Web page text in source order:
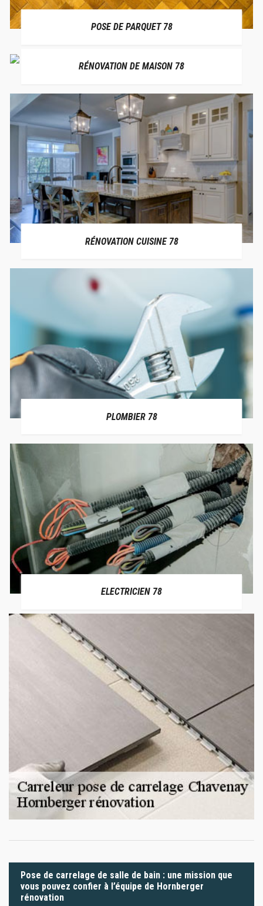
POSE DE PARQUET 78
RÉNOVATION DE MAISON 78
RÉNOVATION CUISINE 78
PLOMBIER 78
ELECTRICIEN 78
Pose de carrelage de salle de bain : une mission que
vous pouvez confier à l’équipe de Hornberger
rénovation